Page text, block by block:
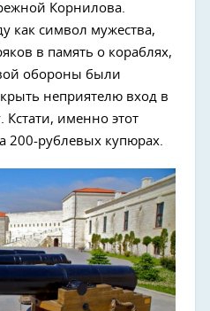
Корнилова.
как символ мужества,
в память о кораблях,
обороны были
неприятелю вход в
Кстати, именно этот
200-рублевых купюрах.